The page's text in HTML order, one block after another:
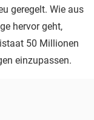
geregelt. Wie aus
hervor geht,
50 Millionen
einzupassen.